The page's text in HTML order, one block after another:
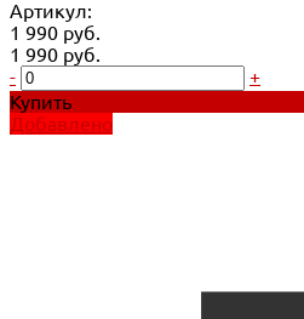
Артикул:
1 990 руб.
1 990 руб.
-
+
Купить
Добавлено